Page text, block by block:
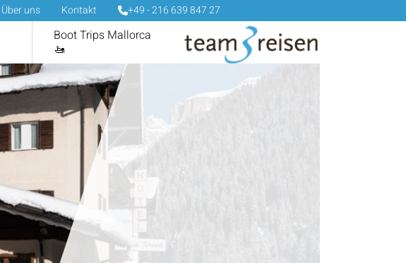
Über uns Kontakt +49 - 216 639 847 27
Boot Trips Mallorca
🚤